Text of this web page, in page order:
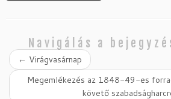
Navigálás a
← Virágvasárnap
Megemlékezés az 1848-49-es
követő